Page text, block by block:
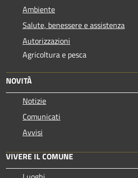
Ambiente
Salute, benessere e assistenza
Autorizzazioni
Agricoltura e pesca
NOVITÀ
Notizie
Comunicati
Avvisi
VIVERE IL COMUNE